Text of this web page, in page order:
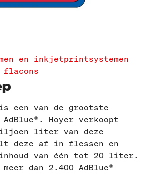
en inkjetprintsystemen
is een van de grootste
Hoyer verkoopt
liter van deze
deze af in flessen en
inhoud van één tot 20 liter.
dan 2.400 AdBlue®